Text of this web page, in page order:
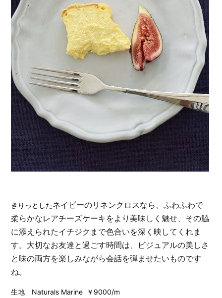
きりっとしたネイビーのリネンクロスなら、ふわふわで
柔らかなレアチーズケーキをより美味しく魅せ、その脇
に添えられたイチジクまで色合いを深く映してくれま
す。大切なお友達と過ごす時間は、ビジュアルの美しさ
と味の両方を楽しみながら会話を弾ませたいものです
ね。
生地 Naturals Marine ￥9000/m